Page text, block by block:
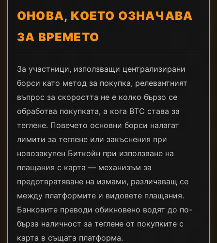
ОНОВА, КОЕТО ОЗНАЧАВА
ЗА ВРЕМЕТО
За участници, използващи централизирани
борси като метод за покупка, релевантният
въпрос за скоростта не е колко бързо се
обработва покупката, а кога BTC става за
теглене. Повечето основни борси налагат
лимити за теглене или закъснения при
новозакупен Биткойн при използване на
плащания с карта — механизъм за
предотвратяване на измами, различаващ се
между платформите и видовете плащания.
Банковите преводи обикновено водят до по-
бърза наличност за теглене от покупките с
карта в същата платформа.